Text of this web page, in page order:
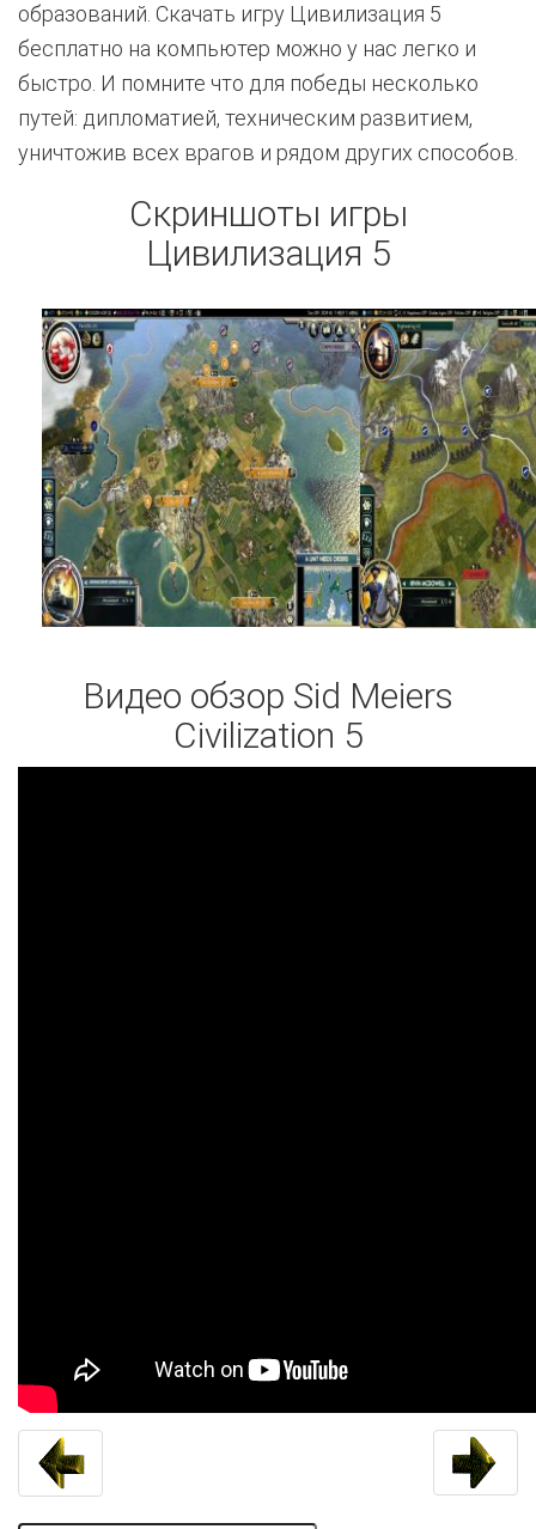
образований. Скачать игру Цивилизация 5
бесплатно на компьютер можно у нас легко и
быстро. И помните что для победы несколько
путей: дипломатией, техническим развитием,
уничтожив всех врагов и рядом других способов.
Скриншоты игры
Цивилизация 5
Видео обзор Sid Meiers
Civilization 5